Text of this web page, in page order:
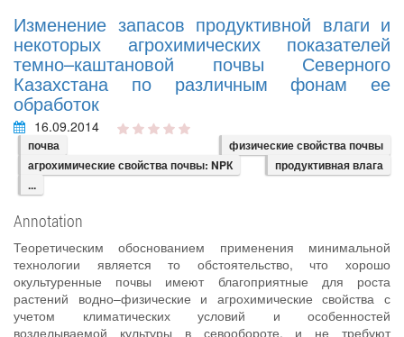
Изменение запасов продуктивной влаги и
некоторых агрохимических показателей
темно–каштановой почвы Северного
Казахстана по различным фонам ее
обработок
16.09.2014
почва
физические свойства почвы
агрохимические свойства почвы: NPК
продуктивная влага
...
Annotation
Теоретическим обоснованием применения минимальной
технологии является то обстоятельство, что хорошо
окультуренные почвы имеют благоприятные для роста
растений водно–физические и агрохимические свойства с
учетом климатических условий и особенностей
возделываемой культуры в севообороте, и не требуют